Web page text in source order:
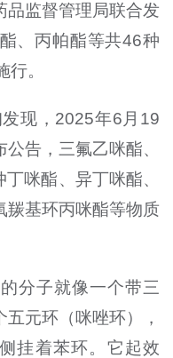
品监督管理局联合发
、丙帕酯等共46种
。
现，2025年6月19
告，三氟乙咪酯、
咪酯、异丁咪酯、
羰基环丙咪酯等物质
分子就像一个带三
元环（咪唑环），
挂着苯环。它起效